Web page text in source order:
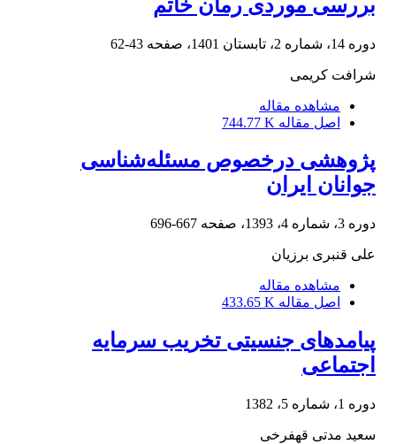
بررسی موردی رمان خاتم
دوره 14، شماره 2، تابستان 1401، صفحه 43-62
شرافت کریمی
مشاهده مقاله
اصل مقاله 744.77 K
پژوهشی درخصوص مسئله‌شناسی
جوانان ایران
دوره 3، شماره 4، 1393، صفحه 667-696
علی قنبری برزیان
مشاهده مقاله
اصل مقاله 433.65 K
پیامدهای جنسیتی تخریب سرمایه
اجتماعی
دوره 1، شماره 5، 1382
سعید مدتی قهفرخی